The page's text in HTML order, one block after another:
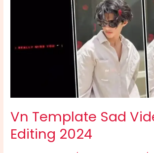
Vn Template Sad
Editing 2024
2024